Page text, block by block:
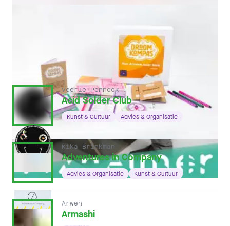
ANDERE HOFLEDEN
Veerle Pennock
Acid Solder Club
Kunst & Cultuur Advies & Organisatie
Kika Brinkman
Adventures in Company
Advies & Organisatie Kunst & Cultuur
Arwen
Armashi